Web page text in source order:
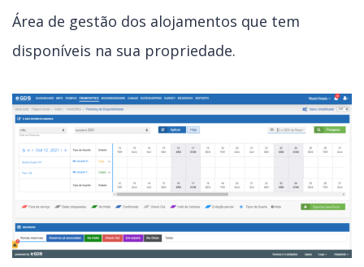
Área de gestão dos alojamentos que tem
disponíveis na sua propriedade.